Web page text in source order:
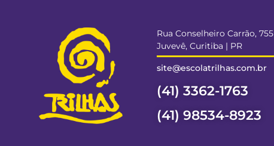
Rua Conselheiro Carrão, 755
Juvevê, Curitiba | PR
site@escolatrilhas.com.br
(41) 3362-1763
(41) 98534-8923